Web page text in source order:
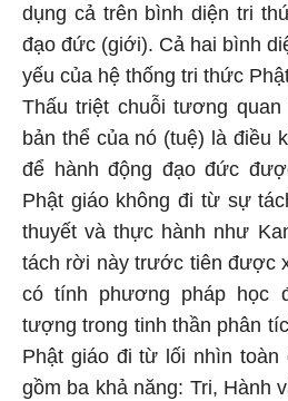
dụng cả trên bình diện tri
đạo đức (giới). Cả hai bình
yếu của hệ thống tri thức
Thấu triệt chuỗi tương quan
bản thể của nó (tuệ) là điều
để hành động đạo đức
Phật giáo không đi từ sự
thuyết và thực hành như
tách rời này trước tiên được
có tính phương pháp học
tượng trong tinh thần phân
Phật giáo đi từ lối nhìn toàn
gồm ba khả năng: Tri, Hành